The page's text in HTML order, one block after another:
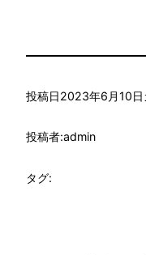
投稿日2023年6月10日
投稿者:admin
タグ: